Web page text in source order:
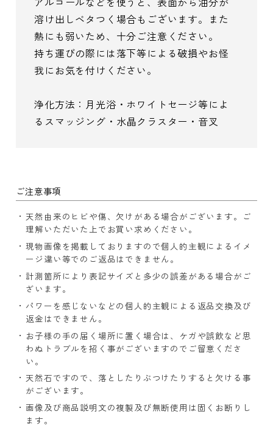
溶け出しベタつく場合もございます。また
熱にも弱いため、十分ご注意ください。
持ち運びの際には落下等による破損やお怪
我にお気を付けください。
浄化方法：月光浴・ホワイトセージ等によ
るスマッジング・水晶クラスター・音叉
ご注意事項
天然由来のヒビや傷、欠けがある場合がございます。ご
理解いただいた上でお買い求めください。
現物画像を掲載しておりますので個人的主観によるイメ
ージ違い等でのご返品はできません。
計測箇所により表記サイズと多少の誤差がある場合がご
ざいます。
パワーを感じないなどの個人的主観による返品交換及び
返金はできません。
お子様の手の届く場所に置く場合は、ケガや誤飲など思
わぬトラブルを招く事がございますのでご留意くださ
い。
天然石ですので、落としたりぶつけたりすると欠ける事
がございます。
画像及び商品説明文の複製及び無断使用は固くお断りし
ます。